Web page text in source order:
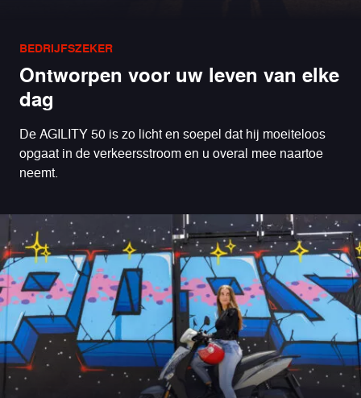
BEDRIJFSZEKER
Ontworpen voor uw leven van elke
dag
De AGILITY 50 is zo licht en soepel dat hij moeiteloos
opgaat in de verkeersstroom en u overal mee naartoe
neemt.